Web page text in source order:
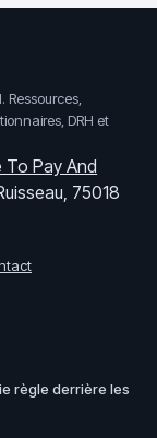
Ressources,
DRH et
To Pay And
75018
règle derrière les